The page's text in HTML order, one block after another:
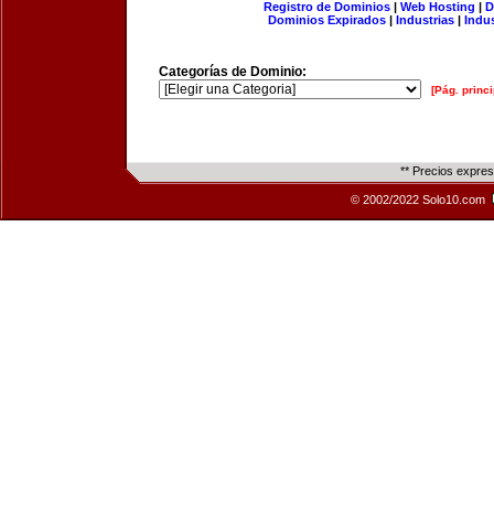
Registro de Dominios| Web Hosting |
Dominios Expirados | Industrias |
Categorías de Dominio:
[Pág.
** Precios
© 2002/2022 Solo10.com